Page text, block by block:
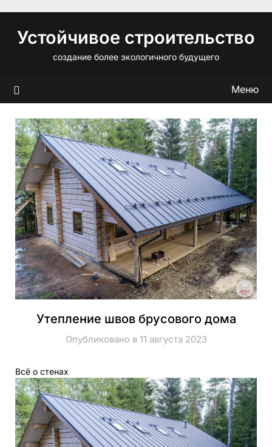
содержимому
Устойчивое строительство
создание более экологичного будущего
Меню
Утепление швов брусового дома
Опубликовано в 11 августа 2023
Всё о стенах